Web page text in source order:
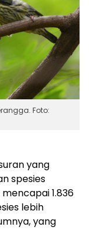
Foto:
yang
spesies
1.836
lebih
yang